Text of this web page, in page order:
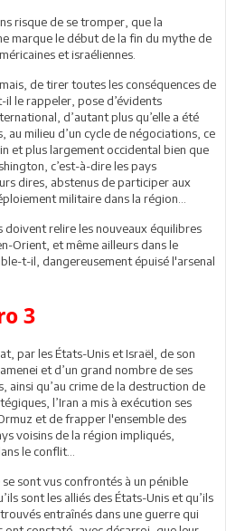
risque de se tromper, que la
marque le début de la fin du mythe de
et israéliennes.
de tirer toutes les conséquences de
le rappeler, pose d’évidents
d’autant plus qu’elle a été
au milieu d’un cycle de négociations, ce
et plus largement occidental bien que
c’est-à-dire les pays
dires, abstenus de participer aux
militaire dans la région…
doivent relire les nouveaux équilibres
Orient, et même ailleurs dans le
t-il, dangereusement épuisé l'arsenal
3
par les États-Unis et Israël, de son
et d’un grand nombre de ses
qu’au crime de la destruction de
l’Iran a mis à exécution ses
et de frapper l'ensemble des
voisins de la région impliqués,
le conflit…
se sont vus confrontés à un pénible
sont les alliés des États-Unis et qu’ils
entraînés dans une guerre qui